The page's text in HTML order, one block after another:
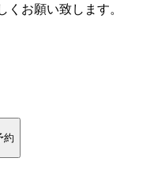
くお願い致します。
約